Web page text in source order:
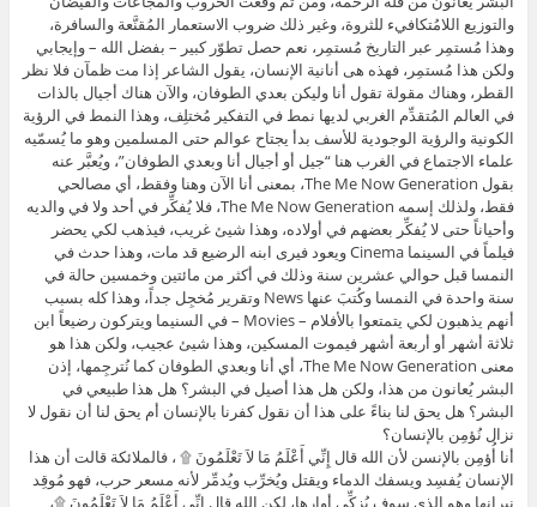
والتوزيع اللامُتكافيء للثروة، وغير ذلك ضروب الاستعمار المُقنَّعة والسافرة،
وهذا مُستمِر عبر التاريخ مُستمِر، نعم حصل تطوّر كبير – بفضل الله – وإيجابي
ولكن هذا مُستمِر، فهذه هى أنانية الإنسان، يقول الشاعر إذا مت ظمآن فلا نظر
القطر، وهناك مقولة تقول أنا وليكن بعدي الطوفان، والآن هناك أجيال بالذات
في العالم المُتقدِّم الغربي لديها نمط في التفكير مُختلِف، وهذا النمط في الرؤية
الكونية والرؤية الوجودية للأسف بدأ يجتاح عوالم حتى المسلمين وهو ما يُسمّيه
علماء الاجتماع في الغرب هنا “جيل أو أجيال أنا وبعدي الطوفان”، ويُعبَّر عنه
بقول The Me Now Generation، بمعنى أنا الآن وهنا وفقط، أي مصالحي
فقط، ولذلك إسمه The Me Now Generation، فلا يُفكِّر في أحد ولا في والديه
وأحياناً حتى لا يُفكِّر بعضهم في أولاده، وهذا شيئ غريب، فيذهب لكي يحضر
فيلماً في السينما Cinema ويعود فيرى ابنه الرضيع قد مات، وهذا حدث في
النمسا قبل حوالي عشرين سنة وذلك في أكثر من مائتين وخمسين حالة في
سنة واحدة في النمسا وكُتبَ عنها News وتقرير مُخجِل جداً، وهذا كله بسبب
أنهم يذهبون لكي يتمتعوا بالأفلام – Movies – في السنيما ويتركون رضيعاً ابن
ثلاثة أشهر أو أربعة أشهر فيموت المسكين، وهذا شيئ عجيب، ولكن هذا هو
معنى The Me Now Generation، أي أنا وبعدي الطوفان كما نُترجِمها، إذن
البشر يُعانون من هذا، ولكن هل هذا أصيل في البشر؟ هل هذا طبيعي في
البشر؟ هل يحق لنا بناءً على هذا أن نقول كفرنا بالإنسان أم يحق لنا أن نقول لا
نزال نُؤمِن بالإنسان؟
أنا أُؤمِن بالإنسن لأن الله قال إِنِّي أَعْلَمُ مَا لاَ تَعْلَمُونَ ۩ ، فالملائكة قالت أن هذا
الإنسان يُفسِد ويسفك الدماء ويقتل ويُخرِّب ويُدمِّر لأنه مسعر حرب، فهو مُوقِد
نيرانها وهو الذي سوف يُزكِّي أوارها، لكن الله قال إِنِّي أَعْلَمُ مَا لاَ تَعْلَمُونَ ۩،